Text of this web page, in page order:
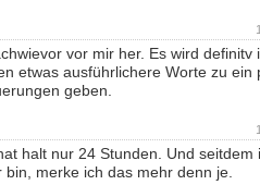
vor mir her. Es wird definitv
etwas ausführlichere Worte zu ein
geben.
halt nur 24 Stunden. Und seitdem
bin, merke ich das mehr denn je.